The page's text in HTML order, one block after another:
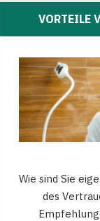
VORTEILE
Wie sind Sie
des